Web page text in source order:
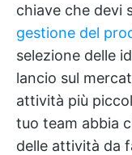
chiave che devi
gestione del
selezione delle
lancio sul
attività più
tuo team abbia
delle attività da